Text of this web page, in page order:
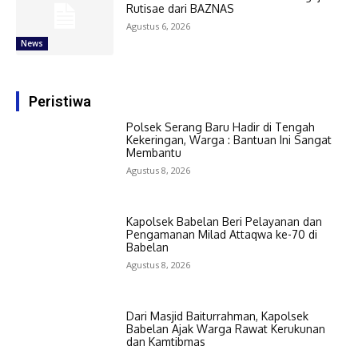
News
Rutisae dari BAZNAS
Agustus 6, 2026
Peristiwa
Polsek Serang Baru Hadir di Tengah
Kekeringan, Warga : Bantuan Ini Sangat
Membantu
Agustus 8, 2026
Kapolsek Babelan Beri Pelayanan dan
Pengamanan Milad Attaqwa ke-70 di
Babelan
Agustus 8, 2026
Dari Masjid Baiturrahman, Kapolsek
Babelan Ajak Warga Rawat Kerukunan
dan Kamtibmas